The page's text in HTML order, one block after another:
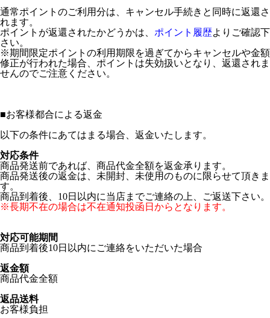
通常ポイントのご利用分は、キャンセル手続きと同時に返還さ
れます。
ポイントが返還されたかどうかは、 ポイント履歴よりご確認下
さい。
※期間限定ポイントの利用期限を過ぎてからキャンセルや金額
修正が行われた場合、ポイントは失効扱いとなり、返還されま
せんのでご注意ください。
■お客様都合による返金
以下の条件にあてはまる場合、返金いたします。
対応条件
商品発送前であれば、商品代金全額を返金承ります。
商品発送後の返金は、未開封、未使用のものに限らせて頂きま
す。
商品到着後、10日以内に当店までご連絡の上、ご返送下さい。
※長期不在の場合は不在通知投函日からとなります。
対応可能期間
商品到着後10日以内にご連絡をいただいた場合
返金額
商品代金全額
返品送料
お客様負担